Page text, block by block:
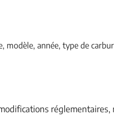
modèle, année, type de